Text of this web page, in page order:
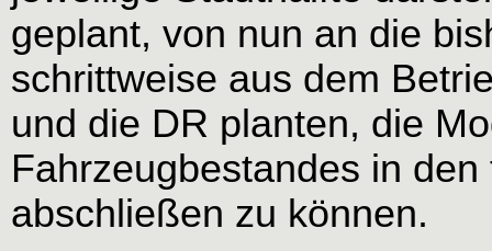
geplant, von nun an die
schrittweise aus dem
und die DR planten, die
Fahrzeugbestandes in
abschließen zu können.